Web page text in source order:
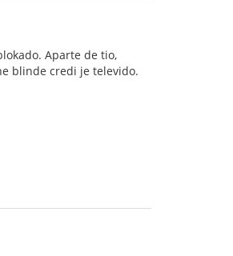
Aparte de tio,
blinde credi je televido.